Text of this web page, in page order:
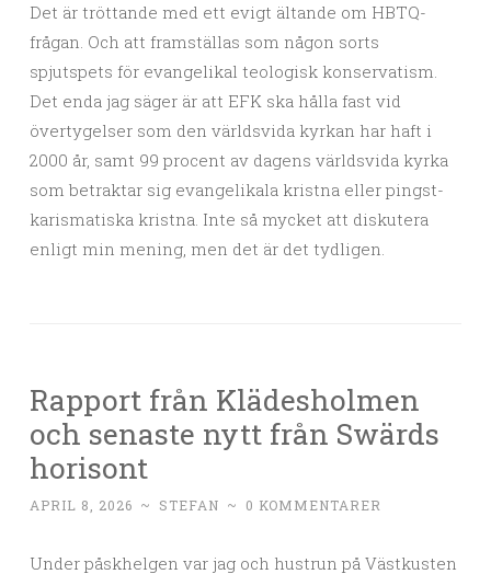
Det är tröttande med ett evigt ältande om HBTQ-
frågan. Och att framställas som någon sorts
spjutspets för evangelikal teologisk konservatism.
Det enda jag säger är att EFK ska hålla fast vid
övertygelser som den världsvida kyrkan har haft i
2000 år, samt 99 procent av dagens världsvida kyrka
som betraktar sig evangelikala kristna eller pingst-
karismatiska kristna. Inte så mycket att diskutera
enligt min mening, men det är det tydligen.
Rapport från Klädesholmen
och senaste nytt från Swärds
horisont
APRIL 8, 2026 ~ STEFAN ~ 0 KOMMENTARER
Under påskhelgen var jag och hustrun på Västkusten